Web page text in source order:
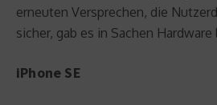
erneuten Versprechen, die
sicher, gab es in Sachen
iPhone SE